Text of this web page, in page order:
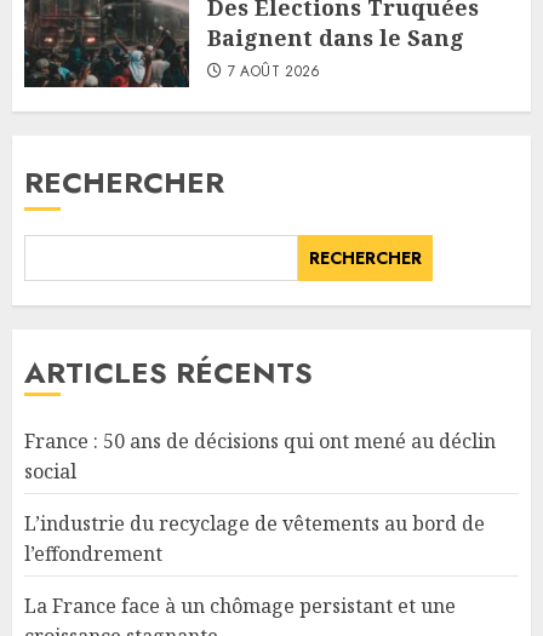
Des Élections Truquées
Baignent dans le Sang
7 AOÛT 2026
RECHERCHER
RECHERCHER
ARTICLES RÉCENTS
France : 50 ans de décisions qui ont mené au déclin
social
L’industrie du recyclage de vêtements au bord de
l’effondrement
La France face à un chômage persistant et une